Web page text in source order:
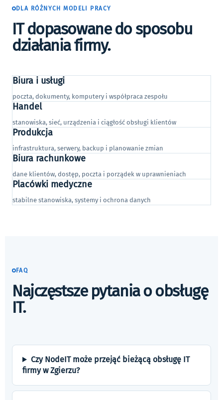
DLA RÓŻNYCH MODELI PRACY
IT dopasowane do sposobu
działania firmy.
Biura i usługi
poczta, dokumenty, komputery i współpraca zespołu
Handel
stanowiska, sieć, urządzenia i ciągłość obsługi klientów
Produkcja
infrastruktura, serwery, backup i planowanie zmian
Biura rachunkowe
dane klientów, dostęp, poczta i porządek w uprawnieniach
Placówki medyczne
stabilne stanowiska, systemy i ochrona danych
FAQ
Najczęstsze pytania o obsługę
IT.
Czy NodeIT może przejąć bieżącą obsługę IT
firmy w Zgierzu?